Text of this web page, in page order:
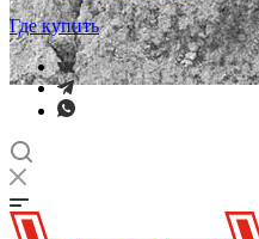
Где купить